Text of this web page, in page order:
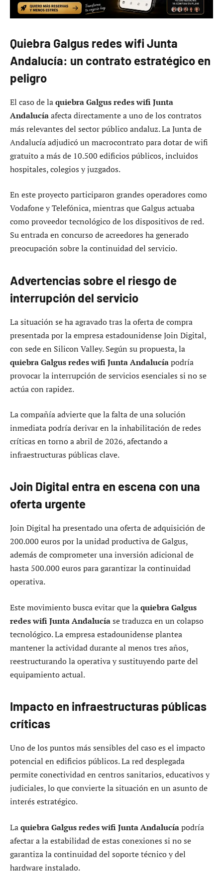
Quiebra Galgus redes wifi Junta
Andalucía: un contrato estratégico en
peligro
El caso de laquiebra Galgus redes wifi Junta
Andalucíaafecta directamente a uno de los contratos
más relevantes del sector público andaluz. La Junta de
Andalucía adjudicó un macrocontrato para dotar de wifi
gratuito a más de 10.500 edificios públicos, incluidos
hospitales, colegios y juzgados.
En este proyecto participaron grandes operadores como
Vodafone y Telefónica, mientras que Galgus actuaba
como proveedor tecnológico de los dispositivos de red.
Su entrada en concurso de acreedores ha generado
preocupación sobre la continuidad del servicio.
Advertencias sobre el riesgo de
interrupción del servicio
La situación se ha agravado tras la oferta de compra
presentada por la empresa estadounidense Join Digital,
con sede en Silicon Valley. Según su propuesta, la
quiebra Galgus redes wifi Junta Andalucíapodría
provocar la interrupción de servicios esenciales si no se
actúa con rapidez.
La compañía advierte que la falta de una solución
inmediata podría derivar en la inhabilitación de redes
críticas en torno a abril de 2026, afectando a
infraestructuras públicas clave.
Join Digital entra en escena con una
oferta urgente
Join Digital ha presentado una oferta de adquisición de
200.000 euros por la unidad productiva de Galgus,
además de comprometer una inversión adicional de
hasta 500.000 euros para garantizar la continuidad
operativa.
Este movimiento busca evitar que laquiebra Galgus
redes wifi Junta Andalucíase traduzca en un colapso
tecnológico. La empresa estadounidense plantea
mantener la actividad durante al menos tres años,
reestructurando la operativa y sustituyendo parte del
equipamiento actual.
Impacto en infraestructuras públicas
críticas
Uno de los puntos más sensibles del caso es el impacto
potencial en edificios públicos. La red desplegada
permite conectividad en centros sanitarios, educativos y
judiciales, lo que convierte la situación en un asunto de
interés estratégico.
Laquiebra Galgus redes wifi Junta Andalucíapodría
afectar a la estabilidad de estas conexiones si no se
garantiza la continuidad del soporte técnico y del
hardware instalado.